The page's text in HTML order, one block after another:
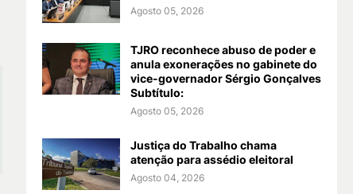
Agosto 05, 2026
TJRO reconhece abuso de poder e
anula exonerações no gabinete do
vice-governador Sérgio Gonçalves
Subtítulo:
Agosto 05, 2026
Justiça do Trabalho chama
atenção para assédio eleitoral
Agosto 04, 2026